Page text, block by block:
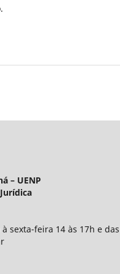
– UENP
feira 14 às 17h e